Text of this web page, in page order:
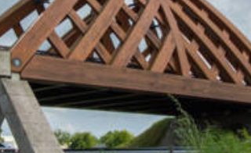
En meer
Arrangementen
Jouw Sneek
De Friese meren